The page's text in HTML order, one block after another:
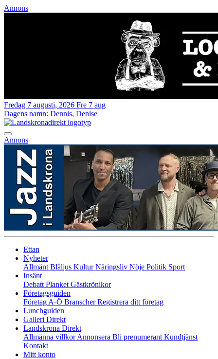
Annons
Fredag 7 augusti, 2026 Fre 7 aug
Dagens namn: Dennis, Denise
Annons
Ettan
Nyheter
Allmänt Blåljus KulturNäringsliv Nöje Politik Sport
Insänt
Debatt Planket Gästkrönikor
Företagsguiden
Företag A-Ö BranscherRegistrera ditt företag
Lunchguiden
Galleri Direkt
Landskrona Direkt
Allmänna villkorAnnonsera Bli prenumerant Kundtjänst
Kontakt
Mitt konto